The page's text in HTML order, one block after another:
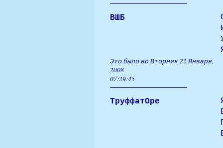
ВШБ
Это было во Вторник 22 Января,
2008
07:29:45
ТруффатОре